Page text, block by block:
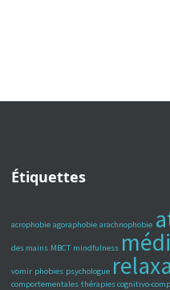
Étiquettes
acrophobie agoraphobie arachnophobie
des mains MBCT mindfulness
vomir phobies psychologue
comportementales thérapies cognitivo-